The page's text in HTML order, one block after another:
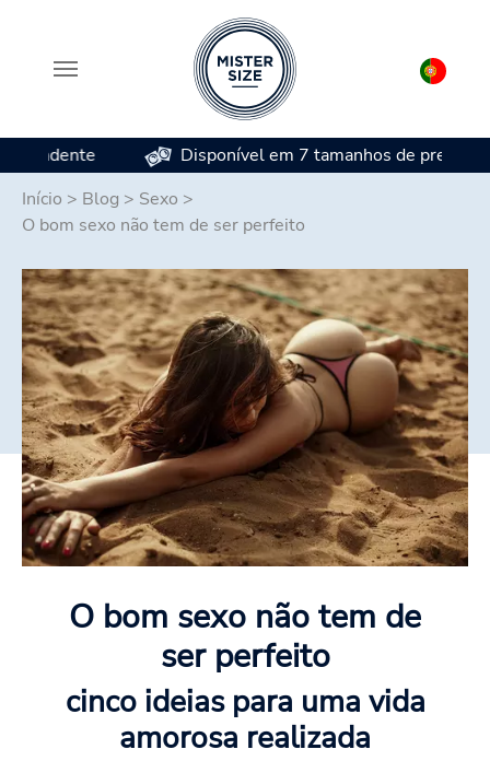
Skip to main content
Disponível em 7 tamanhos de preservativos
Início > Blog > Sexo >
O bom sexo não tem de ser perfeito
O bom sexo não tem de
ser perfeito
cinco ideias para uma vida
amorosa realizada